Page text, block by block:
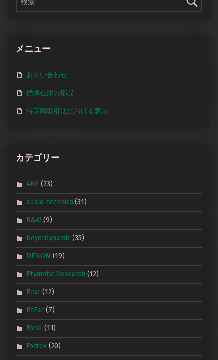
メニュー
お問い合わせ
標準在庫の部品
特定商取引法における表示
カテゴリー
AKG (23)
audio-technica (31)
B&W (9)
beyerdynamic (35)
DENON (19)
Etymotic Research (12)
Final (12)
FitEar (7)
Focal (11)
Fostex (20)